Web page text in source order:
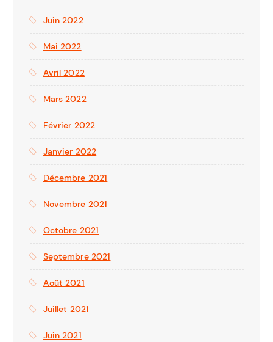
Juin 2022
Mai 2022
Avril 2022
Mars 2022
Février 2022
Janvier 2022
Décembre 2021
Novembre 2021
Octobre 2021
Septembre 2021
Août 2021
Juillet 2021
Juin 2021